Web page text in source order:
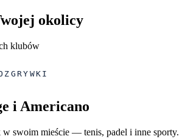
okolicy
klubów
i Americano
w swoim mieście — tenis, padel i inne sporty.